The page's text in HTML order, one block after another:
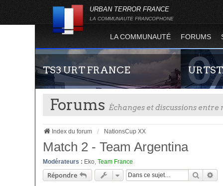
URBAN TERROR FRANCE
LA COMMUNAUTE FRANCOPHONE
LA COMMUNAUTÉ FORUMS
TS3 URT FRANCE
Envie de parler avec les autres membres de la
communauté ? Alors venez vous connecter,
totalité des
Forums Échanges et discussions
Index du forum NationsCup XX
Match 2 - Team Argentina
Modérateurs : Eko, Team France
Répondre